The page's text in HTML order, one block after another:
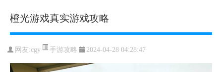
橙光游戏真实游戏攻略
网友:cgy 手游攻略 2024-04-28 04:28:47